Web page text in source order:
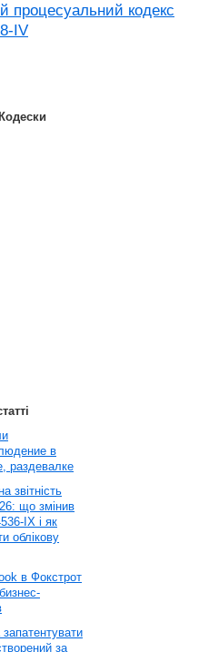
процесуальний кодекс
IV
в
раздевалке
звітність
що змінив
IX і як
облікову
в Фокстрот
за